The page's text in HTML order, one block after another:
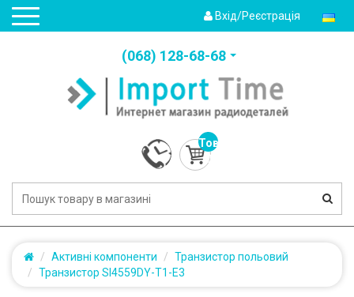
Вхід/Реєстрація
(‎068) 128-68-68
Товарів:
0
(0.0грн.)
Активні компоненти
Транзистор польовий
Транзистор SI4559DY-T1-E3